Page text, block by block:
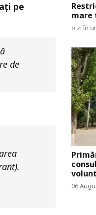
pe
de
mare
o zi în
06